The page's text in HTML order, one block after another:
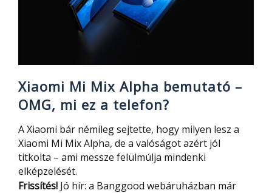
hangszóró
Xiaomi Mi Mix Alpha bemutató –
OMG, mi ez a telefon?
A Xiaomi bár némileg sejtette, hogy milyen lesz a
Xiaomi Mi Mix Alpha, de a valóságot azért jól
titkolta – ami messze felülmúlja mindenki
elképzelését.
Frissítés! Jó hír: a Banggood webáruházban már